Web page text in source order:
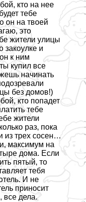
кто на нее
тебе
он на твоей
это
жители улицы
закоулке и
к ним
купил все
начинать
без домов!)
кто попадет
тебе
жители
раз, пока
из трех сосен…
максимум на
дома. Если
пятый, то
тебя
И не
приносит
все дела.